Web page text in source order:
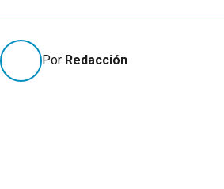
Por Redacción